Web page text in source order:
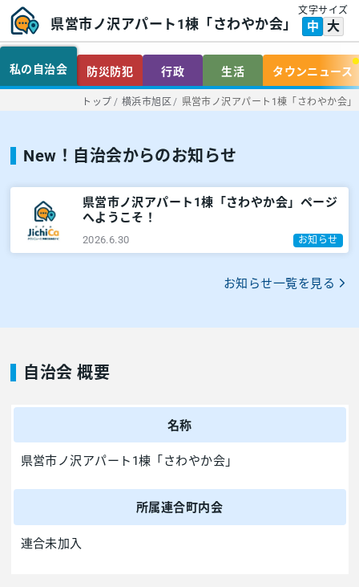
県営市ノ沢アパート1棟「さわやか会」
文字サイズ
中 大
私の自治会 防災防犯 行政 生活 タウンニュース
トップ / 横浜市旭区 / 県営市ノ沢アパート1棟「さわやか会」
New！自治会からのお知らせ
県営市ノ沢アパート1棟「さわやか会」ページ
へようこそ！
2026.6.30 お知らせ
お知らせ一覧を見る
自治会 概要
名称
県営市ノ沢アパート1棟「さわやか会」
所属連合町内会
連合未加入